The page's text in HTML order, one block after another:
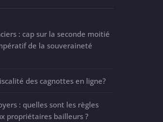
: cap sur la seconde moitié
de la souveraineté
des cagnottes en ligne?
: quelles sont les règles
propriétaires bailleurs ?